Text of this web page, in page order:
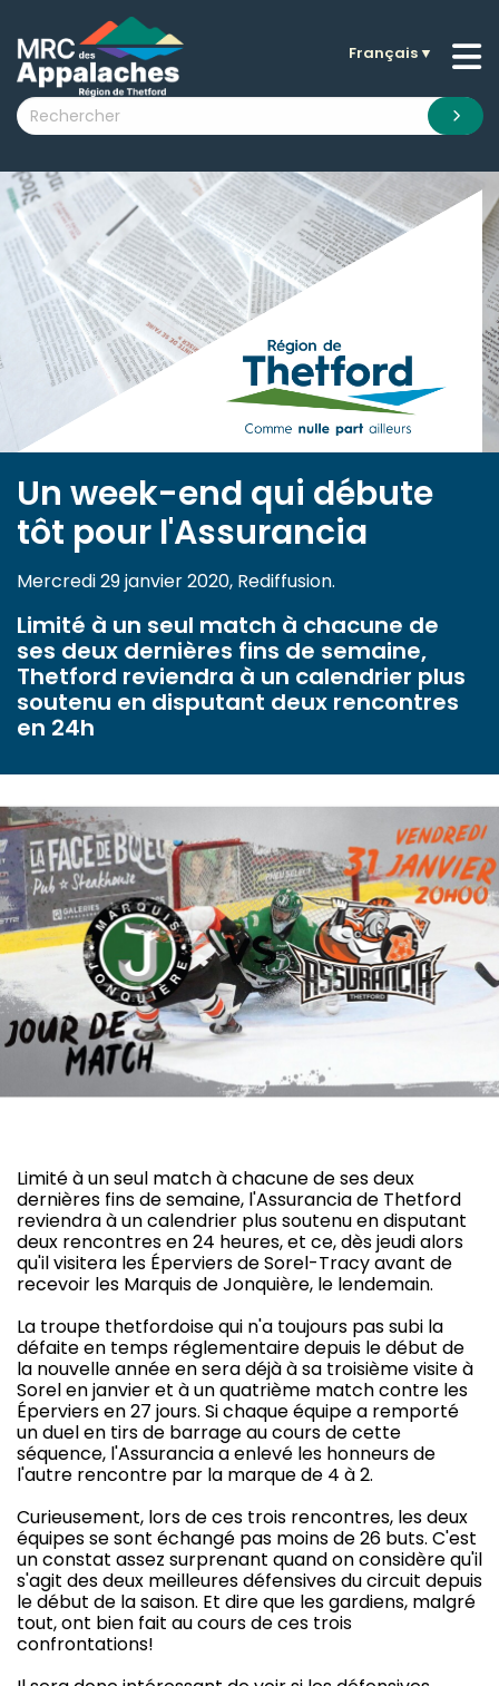
submenu (La MRC )
submenu (Citoyens )
submenu (Visiteurs )
submenu (Nouvelles )
submenu (Documentation )
Français▼
Un week-end qui débute
tôt pour l'Assurancia
Mercredi 29 janvier 2020, Rediffusion.
Limité à un seul match à chacune de
ses deux dernières fins de semaine,
Thetford reviendra à un calendrier plus
soutenu en disputant deux rencontres
en 24h
Limité à un seul match à chacune de ses deux
dernières fins de semaine, l'Assurancia de Thetford
reviendra à un calendrier plus soutenu en disputant
deux rencontres en 24 heures, et ce, dès jeudi alors
qu'il visitera les Éperviers de Sorel-Tracy avant de
recevoir les Marquis de Jonquière, le lendemain.
La troupe thetfordoise qui n'a toujours pas subi la
défaite en temps réglementaire depuis le début de
la nouvelle année en sera déjà à sa troisième visite à
Sorel en janvier et à un quatrième match contre les
Éperviers en 27 jours. Si chaque équipe a remporté
un duel en tirs de barrage au cours de cette
séquence, l'Assurancia a enlevé les honneurs de
l'autre rencontre par la marque de 4 à 2.
Curieusement, lors de ces trois rencontres, les deux
équipes se sont échangé pas moins de 26 buts. C'est
un constat assez surprenant quand on considère qu'il
s'agit des deux meilleures défensives du circuit depuis
le début de la saison. Et dire que les gardiens, malgré
tout, ont bien fait au cours de ces trois
confrontations!